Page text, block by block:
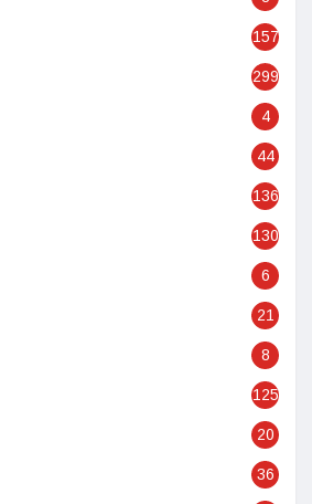
157
299
4
44
136
130
6
21
8
125
20
36